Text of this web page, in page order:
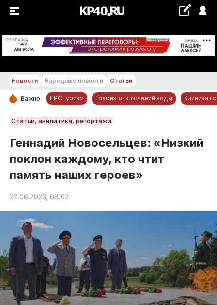
РЕКЛАМА +17...+18 °С
РУБРИКИ
Обнинск
Новости компаний
Статьи
Народные новости
Авто и транспорт
Благоустройство
Криминал
Культура
Недвижимость и ЖКХ
Образование
Общество
Погода
Новости Народные новости Статьи
Важно: ПРОтуризм График отключений воды Клиника
Статьи, аналитика, репортажи
Геннадий Новосельцев: «Низкий
поклон каждому, кто чтит
память наших героев»
22.06.2023, 08:02